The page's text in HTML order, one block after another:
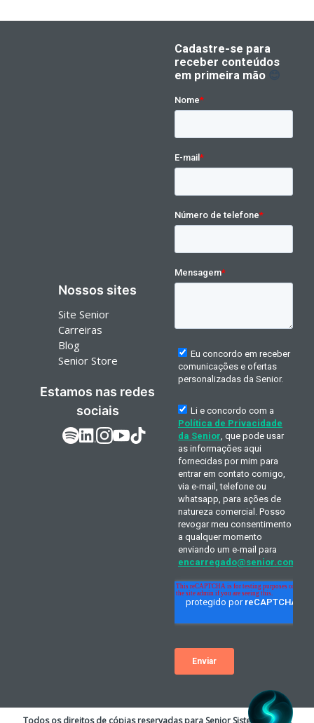
Nossos sites
Site Senior
Carreiras
Blog
Senior Store
Estamos nas redes
sociais
Todos os direitos de cópias reservadas para Senior Sistemas S.A. A